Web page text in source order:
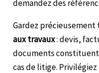
demandez des
Gardez
aux travaux: devis,
documents
cas de litige.